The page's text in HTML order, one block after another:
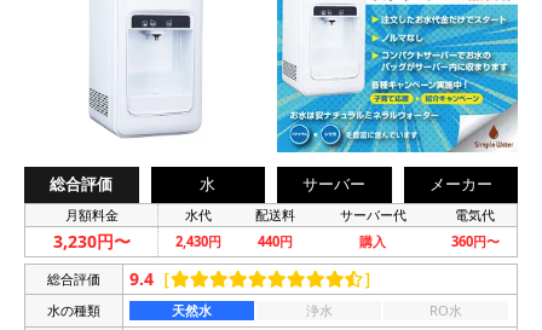
総合評価 水 サーバー メーカー
月額料金 水代 配送料 サーバー代 電気代
3,230円〜 2,430円 440円 購入 360円〜
総合評価 9.4 ［ ］
水の種類 天然水 浄水
RO水